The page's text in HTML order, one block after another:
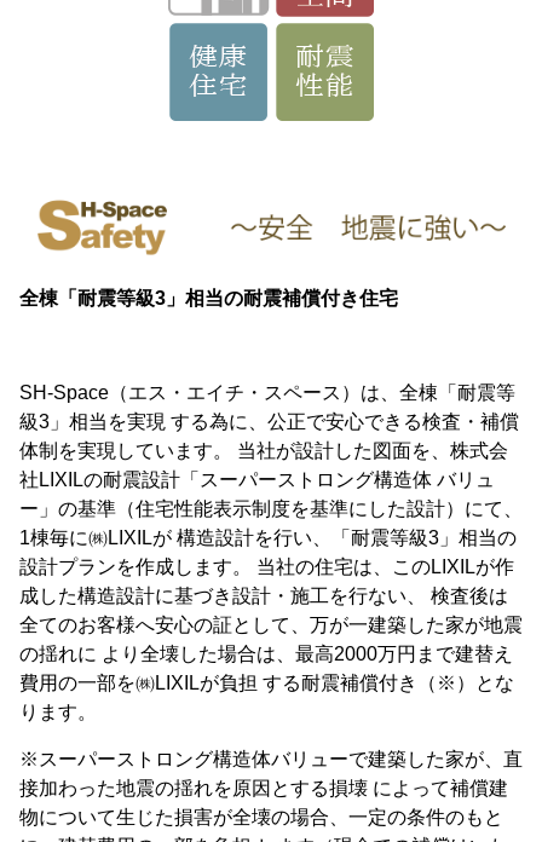
全棟「耐震等級3」相当の耐震補償付き住宅
SH-Space（エス・エイチ・スペース）は、全棟「耐震等
級3」相当を実現 する為に、公正で安心できる検査・補償
体制を実現しています。 当社が設計した図面を、株式会
社LIXILの耐震設計「スーパーストロング構造体 バリュ
ー」の基準（住宅性能表示制度を基準にした設計）にて、
1棟毎に㈱LIXILが 構造設計を行い、「耐震等級3」相当の
設計プランを作成します。 当社の住宅は、このLIXILが作
成した構造設計に基づき設計・施工を行ない、 検査後は
全てのお客様へ安心の証として、万が一建築した家が地震
の揺れに より全壊した場合は、最高2000万円まで建替え
費用の一部を㈱LIXILが負担 する耐震補償付き（※）とな
ります。
※スーパーストロング構造体バリューで建築した家が、直
接加わった地震の揺れを原因とする損壊 によって補償建
物について生じた損害が全壊の場合、一定の条件のもと